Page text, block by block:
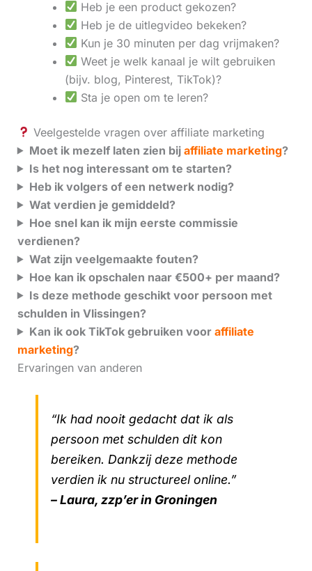
Heb je een product gekozen?
Heb je de uitlegvideo bekeken?
Kun je 30 minuten per dag vrijmaken?
Weet je welk kanaal je wilt gebruiken
(bijv. blog, Pinterest, TikTok)?
Sta je open om te leren?
Veelgestelde vragen over affiliate marketing
Moet ik mezelf laten zien bij affiliate marketing?
Is het nog interessant om te starten?
Heb ik volgers of een netwerk nodig?
Wat verdien je gemiddeld?
Hoe snel kan ik mijn eerste commissie
verdienen?
Wat zijn veelgemaakte fouten?
Hoe kan ik opschalen naar €500+ per maand?
Is deze methode geschikt voor persoon met
schulden in Vlissingen?
Kan ik ook TikTok gebruiken voor affiliate
marketing?
Ervaringen van anderen
“Ik had nooit gedacht dat ik als
persoon met schulden dit kon
bereiken. Dankzij deze methode
verdien ik nu structureel online.”
– Laura, zzp’er in Groningen